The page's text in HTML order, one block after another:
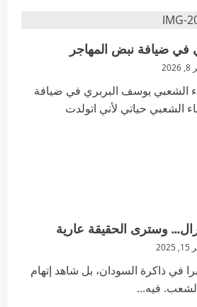
في ضيافة نبض المهاجر
الشعبي يوسف البربري في ضيافة
الشعبي حياتي لأني اتولدت
وسترى الحقيقة عارية
في ذاكرة السودان، بل شاهد إتهام
فيه...